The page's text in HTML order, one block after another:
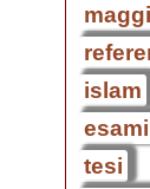
islam
esami
tesi